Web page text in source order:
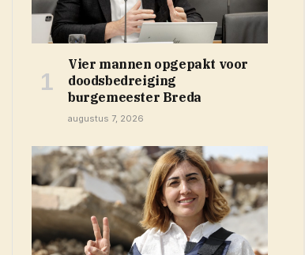
Vier mannen opgepakt voor
doodsbedreiging
burgemeester Breda
augustus 7, 2026